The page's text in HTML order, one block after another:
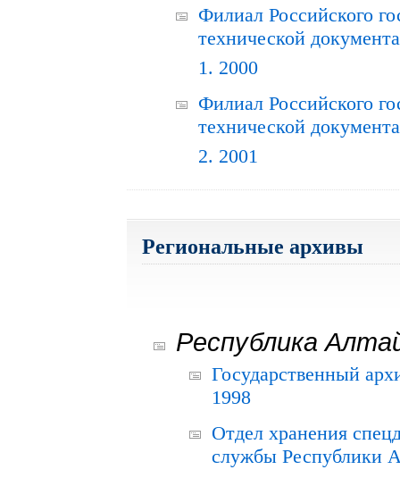
Филиал Российского
технической
1. 2000
Филиал Российского
технической
2. 2001
Региональные архивы
Республика
Государственный
1998
Отдел хранения
службы Республики